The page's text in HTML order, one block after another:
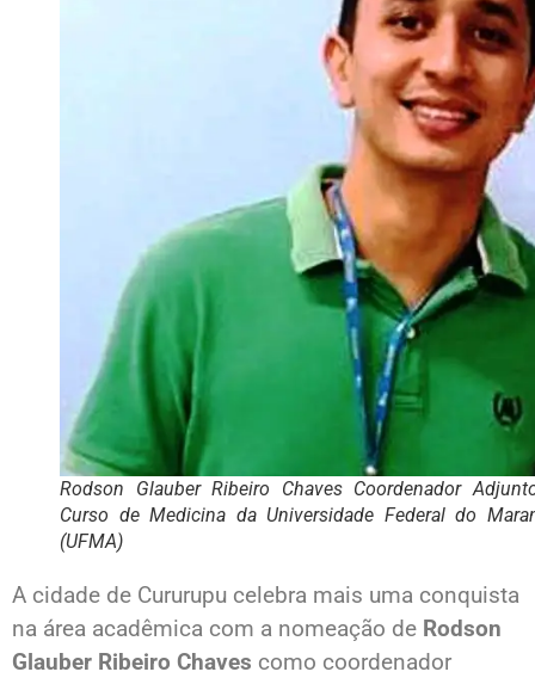
Rodson Glauber Ribeiro Chaves Coordenador
Curso de Medicina da Universidade Federal do
(UFMA)
A cidade de Cururupu celebra mais uma conquista
na área acadêmica com a nomeação de Rodson
Glauber Ribeiro Chaves como coordenador